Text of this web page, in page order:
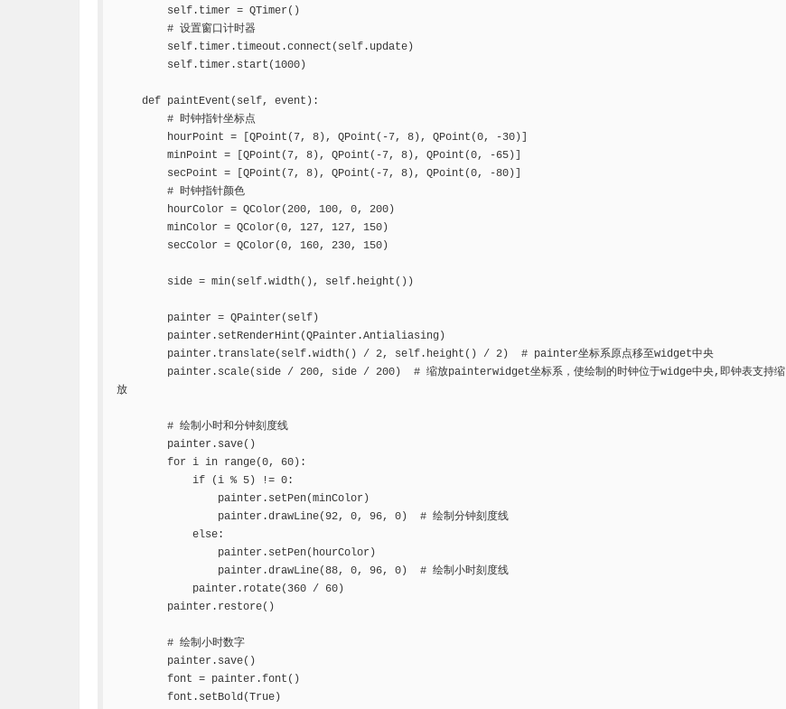
self.timer = QTimer()
# 设置窗口计时器
self.timer.timeout.connect(self.update)
self.timer.start(1000)
def paintEvent(self, event):
# 时钟指针坐标点
hourPoint = [QPoint(7, 8), QPoint(-7, 8), QPoint(0, -30)]
minPoint = [QPoint(7, 8), QPoint(-7, 8), QPoint(0, -65)]
secPoint = [QPoint(7, 8), QPoint(-7, 8), QPoint(0, -80)]
# 时钟指针颜色
hourColor = QColor(200, 100, 0, 200)
minColor = QColor(0, 127, 127, 150)
secColor = QColor(0, 160, 230, 150)
side = min(self.width(), self.height())
painter = QPainter(self)
painter.setRenderHint(QPainter.Antialiasing)
painter.translate(self.width() / 2, self.height() / 2)  # painter坐标系原点移至widget中央
painter.scale(side / 200, side / 200)  # 缩放painterwidget坐标系，使绘制的时钟位于widge中央,即钟表支持缩
放
# 绘制小时和分钟刻度线
painter.save()
for i in range(0, 60):
if (i % 5) != 0:
painter.setPen(minColor)
painter.drawLine(92, 0, 96, 0)  # 绘制分钟刻度线
else:
painter.setPen(hourColor)
painter.drawLine(88, 0, 96, 0)  # 绘制小时刻度线
painter.rotate(360 / 60)
painter.restore()
# 绘制小时数字
painter.save()
font = painter.font()
font.setBold(True)